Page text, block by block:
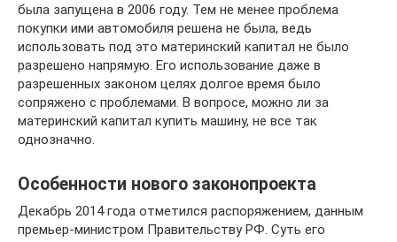
была запущена в 2006 году. Тем не менее проблема
покупки ими автомобиля решена не была, ведь
использовать под это материнский капитал не было
разрешено напрямую. Его использование даже в
разрешенных законом целях долгое время было
сопряжено с проблемами. В вопросе, можно ли за
материнский капитал купить машину, не все так
однозначно.
Особенности нового законопроекта
Декабрь 2014 года отметился распоряжением, данным
премьер-министром Правительству РФ. Суть его